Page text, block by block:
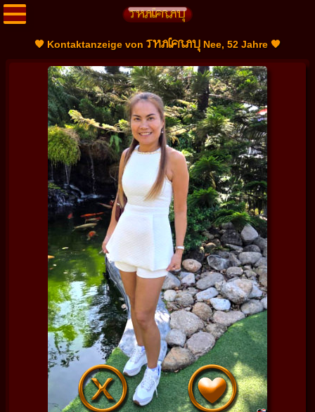
🧡 Kontaktanzeige vonTHAIFRAU Nee, 52 Jahre 🧡